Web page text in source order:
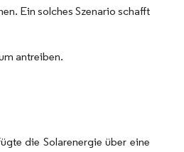
Ein solches Szenario schafft
antreiben.
die Solarenergie über eine